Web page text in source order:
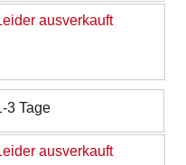
ausverkauft
3 Tage
ausverkauft